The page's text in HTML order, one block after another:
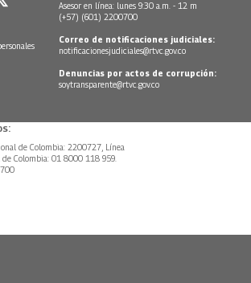
Asesor en línea: lunes 9:30 a.m. - 12 m
(+57) (601) 2200700
Correo de notificaciones judiciales:
notificacionesjudiciales@rtvc.gov.co
Denuncias por actos de corrupción:
soytransparente@rtvc.gov.co
de Colombia: 2200727, Línea
Colombia: 01 8000 118 959.